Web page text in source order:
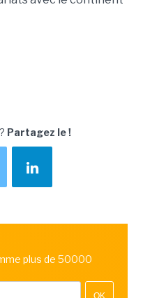
Partagez le !
plus de 50000